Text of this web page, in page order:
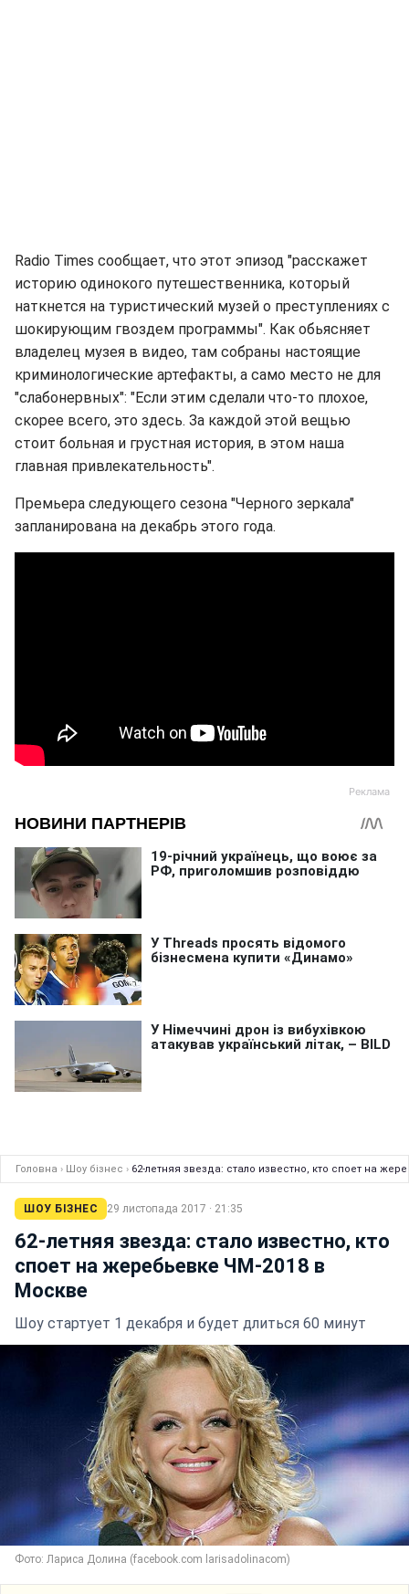
Radio Times сообщает, что этот эпизод "расскажет
историю одинокого путешественника, который
наткнется на туристический музей о преступлениях с
шокирующим гвоздем программы". Как обьясняет
владелец музея в видео, там собраны настоящие
криминологические артефакты, а само место не для
"слабонервных": "Если этим сделали что-то плохое,
скорее всего, это здесь. За каждой этой вещью
стоит больная и грустная история, в этом наша
главная привлекательность".
Премьера следующего сезона "Черного зеркала"
запланирована на декабрь этого года.
Головна › Шоу бізнес › 62-летняя звезда: стало известно, кто споет на
ШОУ БІЗНЕС 29 листопада 2017 · 21:35
62-летняя звезда: стало известно, кто
споет на жеребьевке ЧМ-2018 в
Москве
Шоу стартует 1 декабря и будет длиться 60 минут
Фото: Лариса Долина (facebook.com larisadolinacom)